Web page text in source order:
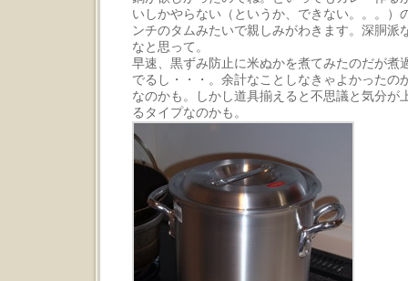
いしかやらない（というか、できない。。。）
ンチのタムみたいで親しみがわきます。深胴派
なと思って。
早速、黒ずみ防止に米ぬかを煮てみたのだが煮
でるし・・・。余計なことしなきゃよかったの
なのかも。しかし道具揃えると不思議と気分が
るタイプなのかも。